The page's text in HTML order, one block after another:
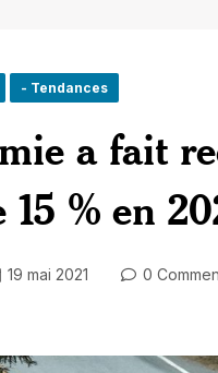
- Tendances
a fait
15 % en
19 mai 2021 0